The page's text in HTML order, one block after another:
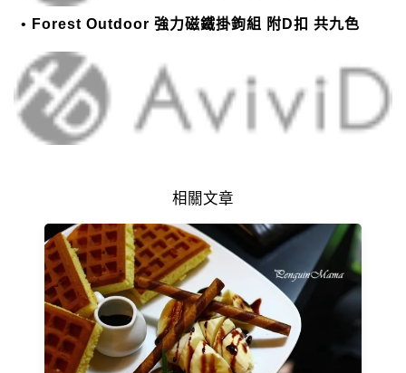
Forest Outdoor 強力磁鐵掛鉤組 附D扣 共九色
相關文章